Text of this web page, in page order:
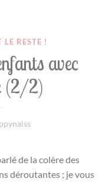
LE RESTE !
avec
(2/2)
de la colère des
déroutantes ; je vous